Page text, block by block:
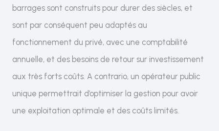
barrages sont construits pour durer des siècles, et
sont par conséquent peu adaptés au
fonctionnement du privé, avec une comptabilité
annuelle, et des besoins de retour sur investissement
aux très forts coûts. A contrario, un opérateur public
unique permettrait d’optimiser la gestion pour avoir
une exploitation optimale et des coûts limités.